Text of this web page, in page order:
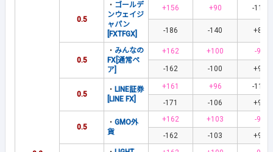
0.5
・ ゴールデ
ンウェイジ
ャパン
[FXTFGX]
+156 +90 -110
-186 -140 +89
0.5
・ みんなの
FX[通常ペ
ア]
+162 +100 -90
-162 -100 +90
0.5
・ LINE証券
[LINE FX]
+161 +96
-115
-171
-106 +99
0.5
・ GMO外
貨
+162 +103
-96
-162
-103 +96